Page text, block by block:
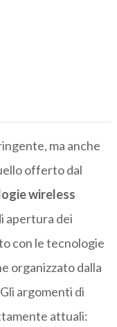
ma anche
offerto dal
wireless
apertura dei
con le tecnologie
organizzato dalla
argomenti di
attuali: